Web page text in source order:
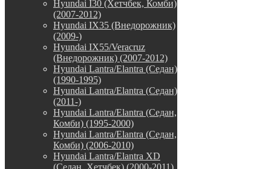
Hyundai I30 (Хетчбек, Комби)
(2007-2012)
Hyundai IX35 (Внедорожник)
(2009-)
Hyundai IX55/Veracruz
(Внедорожник) (2007-2012)
Hyundai Lantra/Elantra (Седан)
(1990-1995)
Hyundai Lantra/Elantra (Седан)
(2011-)
Hyundai Lantra/Elantra (Седан,
Комби) (1995-2000)
Hyundai Lantra/Elantra (Седан,
Комби) (2006-2010)
Hyundai Lantra/Elantra XD
(Седан, Хетчбек) (2000-2011)